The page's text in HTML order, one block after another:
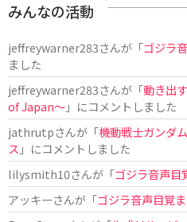
みんなの活動
jeffreywarner283さんが「ゴジラ
ました
jeffreywarner283さんが「動き出
of Japan〜」にコメントしました
jathrutpさんが「機動戦士ガンダ
ス 」にコメントしました
lilysmith10さんが「ゴジラ音声目
アッキーさんが「ゴジラ音声目覚